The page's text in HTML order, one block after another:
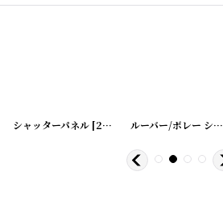
14]
シャッターパネル [20200331-2 ] ルーバー/ボレー シャッター